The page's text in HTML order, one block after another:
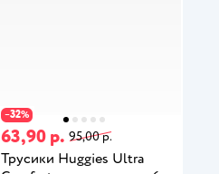
−32%
63,90 р. 95,00 р.
Трусики Huggies Ultra